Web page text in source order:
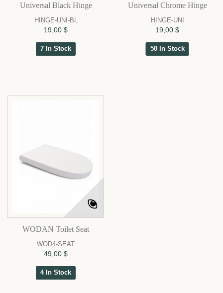
Universal Black Hinge
HINGE-UNI-BL
19,00 $
7 In Stock
Universal Chrome Hinge
HINGE-UNI
19,00 $
50 In Stock
WODAN Toilet Seat
WOD4-SEAT
49,00 $
4 In Stock